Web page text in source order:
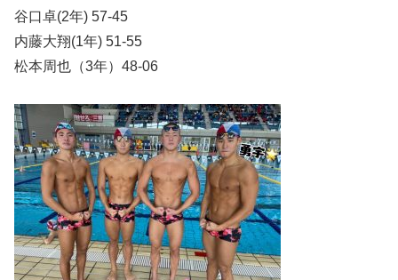
谷口卓(2年) 57-45
内藤大翔(1年) 51-55
松本周也（3年）48-06